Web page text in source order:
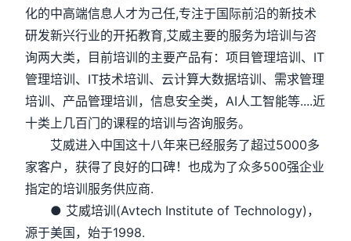
化的中高端信息人才为己任,专注于国际前沿的新技术
研发新兴行业的开拓教育,艾威主要的服务为培训与咨
询两大类，目前培训的主要产品有：项目管理培训、IT
管理培训、IT技术培训、云计算大数据培训、需求管理
培训、产品管理培训，信息安全类，AI人工智能等....近
十类上几百门的课程的培训与咨询服务。
艾威进入中国这十八年来已经服务了超过5000多
家客户，获得了良好的口碑！也成为了众多500强企业
指定的培训服务供应商.
● 艾威培训(Avtech Institute of Technology)，
源于美国，始于1998.